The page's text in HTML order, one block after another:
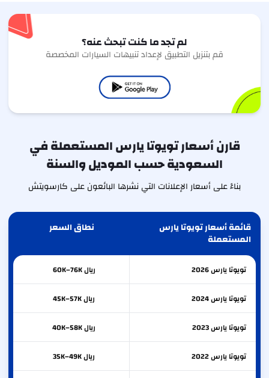
لم تجد ما كنت تبحث عنه؟
قم بتنزيل التطبيق لإعداد تنبيهات السيارات المخصصة
قارن أسعار تويوتا يارس المستعملة في
السعودية حسب الموديل والسنة
بناءً على أسعار الإعلانات التي نشرها البائعون على كارسويتش
قائمة أسعار تويوتا يارس
المستعملة
نطاق السعر
تويوتايارس2026 ريال 60K–76K
تويوتايارس2024 ريال 45K–57K
تويوتايارس2023 ريال 40K–58K
تويوتايارس2022 ريال 35K–49K